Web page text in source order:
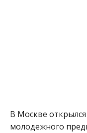
В Москве
молодежного